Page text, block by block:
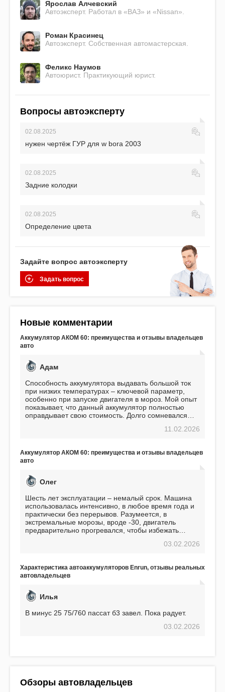
Ярослав Алчевский
Автоэксперт. Работал в «ВАЗ» и «Nissan».
Роман Красинец
Автоэксперт. Собственная автомастерская.
Феликс Наумов
Автоюрист. Практикующий юрист.
Вопросы автоэксперту
02.08.2025
нужен чертёж ГУР для w bora 2003
02.08.2025
Задние колодки
02.08.2025
Определение цвета
Задайте вопрос автоэксперту
Задать вопрос
Новые комментарии
Аккумулятор АКОМ 60: преимущества и отзывы владельцев
авто
Адам
Способность аккумулятора выдавать большой ток
при низких температурах – ключевой параметр,
особенно при запуске двигателя в мороз. Мой опыт
показывает, что данный аккумулятор полностью
оправдывает свою стоимость. Долго сомневался
пожалел. Считаю, что это отличное вложение,11.02.2026
Аккумулятор АКОМ 60: преимущества и отзывы владельцев
авто
Олег
Шесть лет эксплуатации – немалый срок. Машина
использовалась интенсивно, в любое время года и
практически без перерывов. Разумеется, в
экстремальные морозы, вроде -30, двигатель
предварительно прогревался, чтобы избежать
использования не было ни единой поломки,
EFB 75. Судя по характеристикам, он даже
превосходит предыдущую модель.
03.02.2026
Характеристика автоаккумуляторов Enrun, отзывы реальных
автовладельцев
Илья
В минус 25 75/760 пассат б3 завел. Пока радует.
03.02.2026
Обзоры автовладельцев